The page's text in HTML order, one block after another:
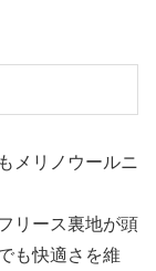
メリノウールニ
リース裏地が頭
も快適さを維